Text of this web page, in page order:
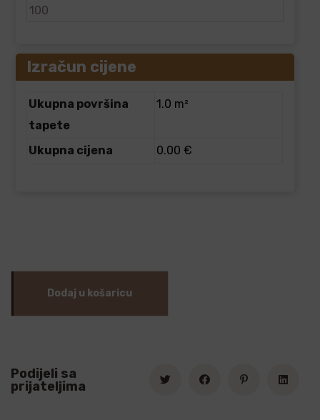
Izračun cijene
Ukupna površina
tapete
1.0 m²
Ukupna cijena 0.00 €
Dodaj u košaricu
Podijeli sa
prijateljima